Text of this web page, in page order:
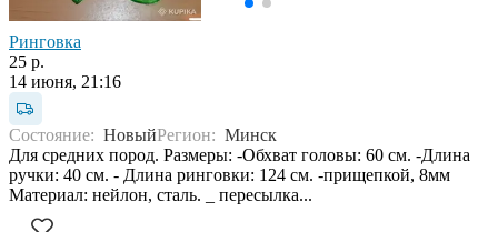
Ринговка
25 р.
14 июня, 21:16
Состояние: НовыйРегион: Минск
Для средних пород. Размеры: -Обхват головы: 60 см. -Длина
ручки: 40 см. - Длина ринговки: 124 см. -прищепкой, 8мм
Материал: нейлон, сталь. _ пересылка...